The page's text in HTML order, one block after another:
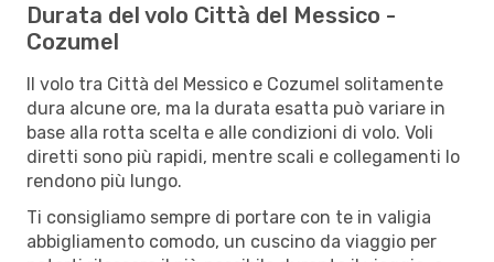
Durata del volo Città del Messico -
Cozumel
Il volo tra Città del Messico e Cozumel solitamente
dura alcune ore, ma la durata esatta può variare in
base alla rotta scelta e alle condizioni di volo. Voli
diretti sono più rapidi, mentre scali e collegamenti lo
rendono più lungo.
Ti consigliamo sempre di portare con te in valigia
abbigliamento comodo, un cuscino da viaggio per